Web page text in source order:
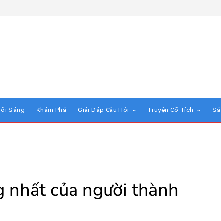
Sáng Khám Phá Giải Đáp Câu Hỏi Truyện Cổ Tích
nhất của người thành